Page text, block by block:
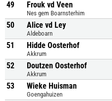
49 Frouk vd Veen
Nes gem Boarnsterhim
50 Alice vd Ley
Aldeboarn
51 Hidde Oosterhof
Akkrum
52 Doutzen Oosterhof
Akkrum
53 Wieke Huisman
Goengahuizen